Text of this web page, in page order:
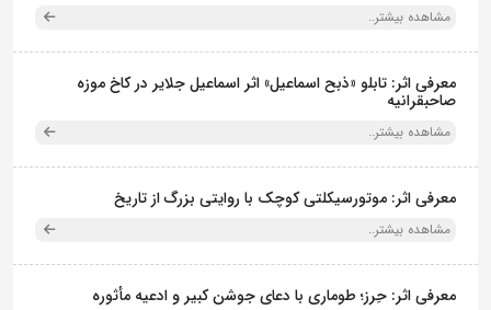
مشاهده بیشتر..
معرفی اثر: تابلو «ذبح اسماعیل» اثر اسماعیل جلایر در کاخ موزه
صاحبقرانیه
مشاهده بیشتر..
معرفی اثر: موتورسیکلتی کوچک با روایتی بزرگ از تاریخ
مشاهده بیشتر..
معرفی اثر: حِرز؛ طوماری با دعای جوشن کبیر و ادعیه مأثوره